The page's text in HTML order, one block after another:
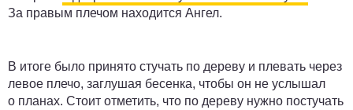
За правым плечом находится Ангел.
В итоге было принято стучать по дереву и плевать через
левое плечо, заглушая бесенка, чтобы он не услышал
о планах. Стоит отметить, что по дереву нужно постучать